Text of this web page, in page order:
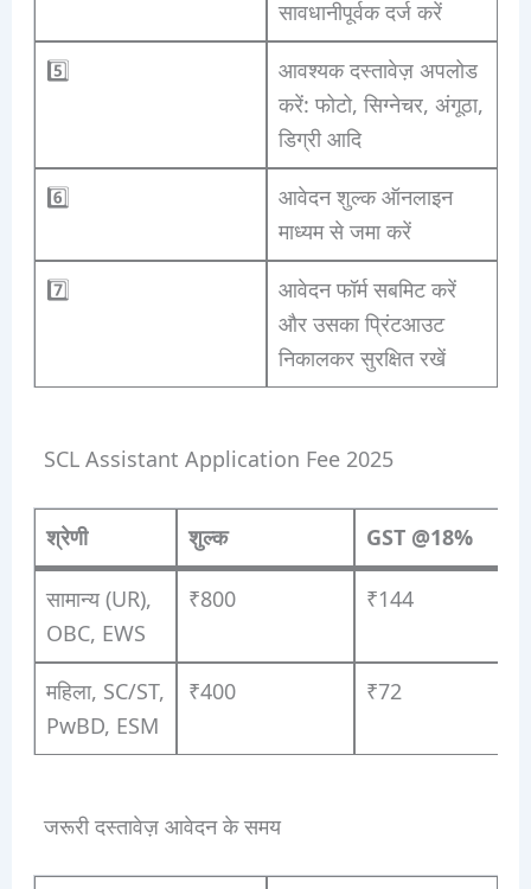
सावधानीपूर्वक दर्ज करें
5️⃣
आवश्यक दस्तावेज़ अपलोड
करें: फोटो, सिग्नेचर, अंगूठा,
डिग्री आदि
6️⃣
आवेदन शुल्क ऑनलाइन
माध्यम से जमा करें
7️⃣
आवेदन फॉर्म सबमिट करें
और उसका प्रिंटआउट
निकालकर सुरक्षित रखें
SCL Assistant Application Fee 2025
श्रेणी शुल्क GST @18%
सामान्य (UR),
OBC, EWS
₹800 ₹144
महिला, SC/ST,
PwBD, ESM
₹400 ₹72
जरूरी दस्तावेज़ आवेदन के समय